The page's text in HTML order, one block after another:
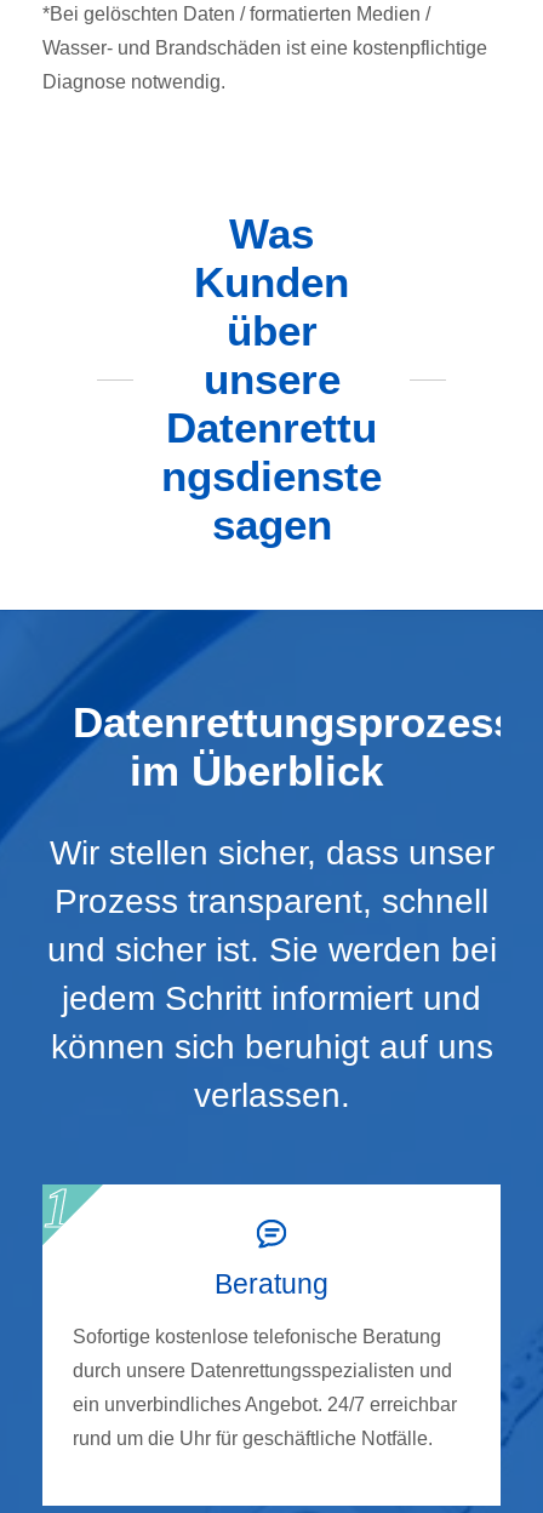
*Bei gelöschten Daten / formatierten Medien /
Wasser- und Brandschäden ist eine kostenpflichtige
Diagnose notwendig.
Was
Kunden
über
unsere
Datenrettu
ngsdienste
sagen
Datenrettungsprozess
im Überblick
Wir stellen sicher, dass unser
Prozess transparent, schnell
und sicher ist. Sie werden bei
jedem Schritt informiert und
können sich beruhigt auf uns
verlassen.
Beratung
Sofortige kostenlose telefonische Beratung
durch unsere Datenrettungsspezialisten und
ein unverbindliches Angebot. 24/7 erreichbar
rund um die Uhr für geschäftliche Notfälle.